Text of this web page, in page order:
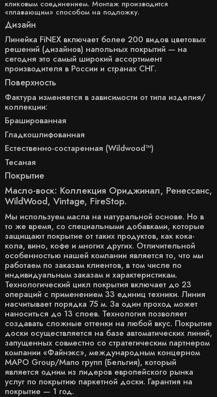
кликовым соединением. Монтаж производится
«плавающим» способом на подложку.
Дизайн
Линейка FiNEX включает более 200 видов цветовых
решений (дизайнов) напольных покрытий — на
сегодня это самый широкий ассортимент
производителя в России и странах СНГ.
Поверхность
Фактура изменяется в зависимости от типа изделия/
коллекции:
Брашированная
Гладкошлифованная
Естественно-состаренная (Wildwood™)
Тесаная
Покрытие
Масло-воск: Коллекция Ориджинал, Ренессанс,
WildWood, Vintage, FireStop.
Мы используем масла на натуральной основе. Но в
то же время, со специальными добавками, которые
защищают покрытие от таких продуктов, как кока-
кола, вино, кофе и многих других. Отличительной
особенностью нашей компании является то, что мы
работаем по заказам клиентов, в том числе по
индивидуальным заказам и характеристикам.
Технологический цикл покрытия включает до 23
операций с применением 33 единиц техники. Линия
насчитывает порядка 75 м. За один проход может
наноситься до 13 слоев. Технология позволяет
создавать сложные оттенки на любой вкус. Покрытие
доски осуществляется на базе автоматических линий,
запущенных совместно со стратегическим партнером
компании «Файнэкс», международным концерном
MAPO Group/Мапо групп (Бельгия), который
является одним из лидеров европейского рынка
услуг по покрытию паркетной доски. Гарантия на
покрытие — 1 год.